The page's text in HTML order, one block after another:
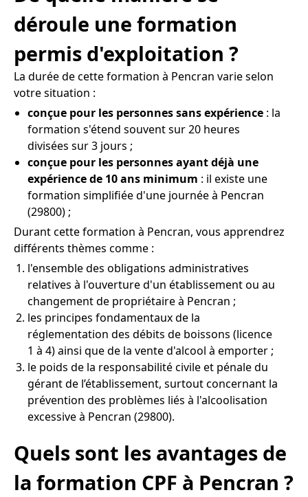
déroule une formation
permis d'exploitation ?
La durée de cette formation à Pencran varie selon
votre situation :
conçue pour les personnes sans expérience : la
formation s'étend souvent sur 20 heures
divisées sur 3 jours ;
conçue pour les personnes ayant déjà une
expérience de 10 ans minimum : il existe une
formation simplifiée d'une journée à Pencran
(29800) ;
Durant cette formation à Pencran, vous apprendrez
différents thèmes comme :
l'ensemble des obligations administratives
relatives à l'ouverture d'un établissement ou au
changement de propriétaire à Pencran ;
les principes fondamentaux de la
réglementation des débits de boissons (licence
1 à 4) ainsi que de la vente d'alcool à emporter ;
le poids de la responsabilité civile et pénale du
gérant de l’établissement, surtout concernant la
prévention des problèmes liés à l'alcoolisation
excessive à Pencran (29800).
Quels sont les avantages de
la formation CPF à Pencran ?